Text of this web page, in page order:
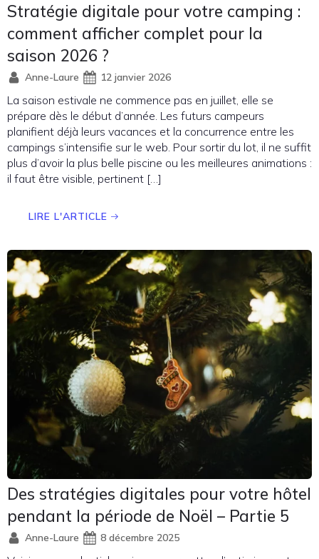
Stratégie digitale pour votre camping :
comment afficher complet pour la
saison 2026 ?
Anne-Laure 12 janvier 2026
La saison estivale ne commence pas en juillet, elle se
prépare dès le début d’année. Les futurs campeurs
planifient déjà leurs vacances et la concurrence entre les
campings s’intensifie sur le web. Pour sortir du lot, il ne suffit
plus d’avoir la plus belle piscine ou les meilleures animations :
il faut être visible, pertinent […]
LIRE L'ARTICLE
Des stratégies digitales pour votre hôtel
pendant la période de Noël – Partie 5
Anne-Laure 8 décembre 2025